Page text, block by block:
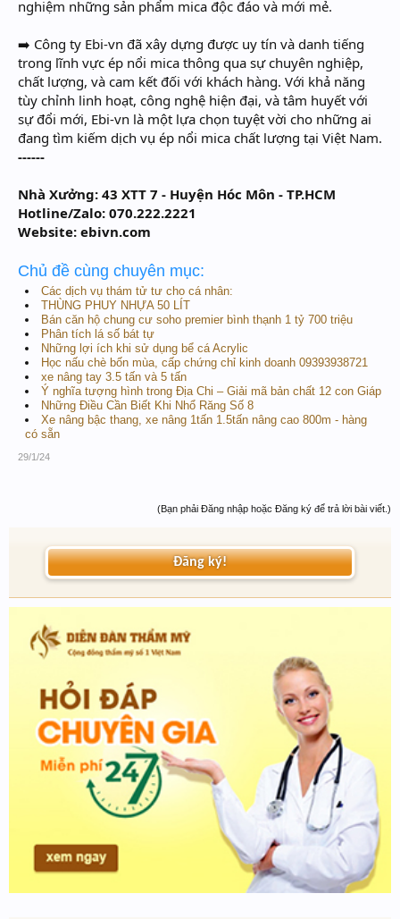
nghiệm những sản phẩm mica độc đáo và mới mẻ.
➡️ Công ty Ebi-vn đã xây dựng được uy tín và danh tiếng
trong lĩnh vực ép nổi mica thông qua sự chuyên nghiệp,
chất lượng, và cam kết đối với khách hàng. Với khả năng
tùy chỉnh linh hoạt, công nghệ hiện đại, và tâm huyết với
sự đổi mới, Ebi-vn là một lựa chọn tuyệt vời cho những ai
đang tìm kiếm dịch vụ ép nổi mica chất lượng tại Việt Nam.
------
Nhà Xưởng: 43 XTT 7 - Huyện Hóc Môn - TP.HCM
Hotline/Zalo: 070.222.2221
Website: ebivn.com
Chủ đề cùng chuyên mục:
Các dịch vụ thám tử tư cho cá nhân:
THÙNG PHUY NHỰA 50 LÍT
Bán căn hộ chung cư soho premier bình thạnh 1 tỷ 700 triệu
Phân tích lá số bát tự
Những lợi ích khi sử dụng bể cá Acrylic
Học nấu chè bốn mùa, cấp chứng chỉ kinh doanh 09393938721
xe nâng tay 3.5 tấn và 5 tấn
Ý nghĩa tượng hình trong Địa Chi – Giải mã bản chất 12 con Giáp
Những Điều Cần Biết Khi Nhổ Răng Số 8
Xe nâng bậc thang, xe nâng 1tấn 1.5tấn nâng cao 800m - hàng
có sẵn
29/1/24
(Bạn phải Đăng nhập hoặc Đăng ký để trả lời bài viết.)
Đăng ký!